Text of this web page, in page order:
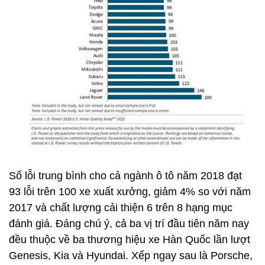
Số lỗi trung bình cho cả ngành ô tô năm 2018 đạt
93 lỗi trên 100 xe xuất xưởng, giảm 4% so với năm
2017 và chất lượng cải thiện 6 trên 8 hạng mục
đánh giá. Đáng chú ý, cả ba vị trí đầu tiên năm nay
đều thuộc về ba thương hiệu xe Hàn Quốc lần lượt
Genesis, Kia và Hyundai. Xếp ngay sau là Porsche,